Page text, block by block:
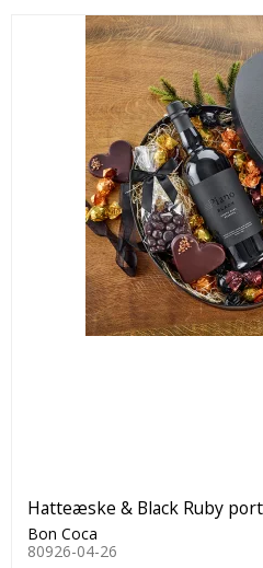
Hatteæske & Black Ruby
Bon Coca
80926-04-26